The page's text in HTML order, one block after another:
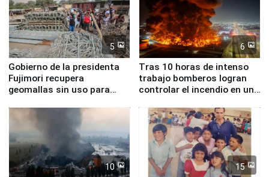
5
Gobierno de la presidenta
Fujimori recupera
geomallas sin uso para
Fenómeno El Niño
6
Tras 10 horas de intenso
trabajo bomberos logran
controlar el incendio en una
de Chile
10 15